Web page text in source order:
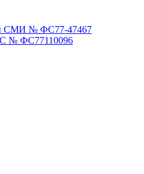
СМИ № ФС77-47467
№ ФС77110096